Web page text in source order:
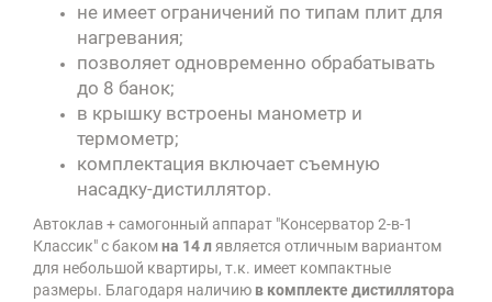
не имеет ограничений по типам плит для
нагревания;
позволяет одновременно обрабатывать
до 8 банок;
в крышку встроены манометр и
термометр;
комплектация включает съемную
насадку-дистиллятор.
Автоклав + самогонный аппарат "Консерватор 2-в-1
Классик" с бакомна 14 л является отличным вариантом
для небольшой квартиры, т.к. имеет компактные
размеры. Благодаря наличию в комплекте дистиллятора